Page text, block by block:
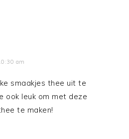
am
smaakjes thee uit te
ook leuk om met deze
te maken!